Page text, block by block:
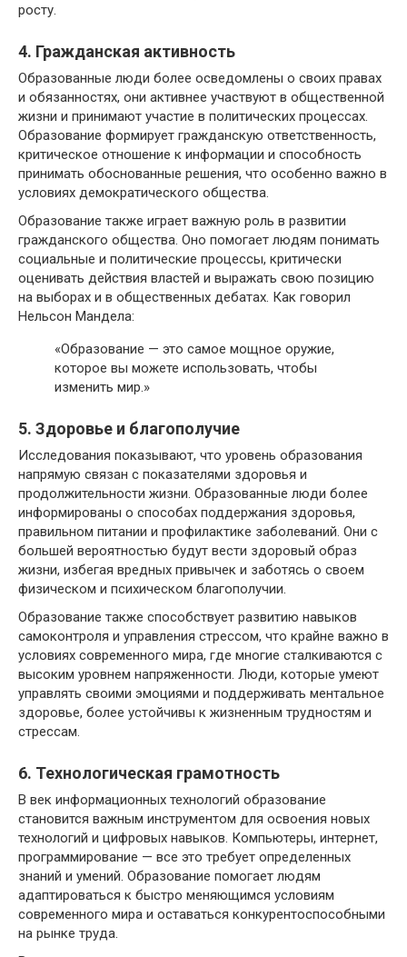
росту.
4. Гражданская активность
Образованные люди более осведомлены о своих правах
и обязанностях, они активнее участвуют в общественной
жизни и принимают участие в политических процессах.
Образование формирует гражданскую ответственность,
критическое отношение к информации и способность
принимать обоснованные решения, что особенно важно в
условиях демократического общества.
Образование также играет важную роль в развитии
гражданского общества. Оно помогает людям понимать
социальные и политические процессы, критически
оценивать действия властей и выражать свою позицию
на выборах и в общественных дебатах. Как говорил
Нельсон Мандела:
«Образование — это самое мощное оружие,
которое вы можете использовать, чтобы
изменить мир.»
5. Здоровье и благополучие
Исследования показывают, что уровень образования
напрямую связан с показателями здоровья и
продолжительности жизни. Образованные люди более
информированы о способах поддержания здоровья,
правильном питании и профилактике заболеваний. Они с
большей вероятностью будут вести здоровый образ
жизни, избегая вредных привычек и заботясь о своем
физическом и психическом благополучии.
Образование также способствует развитию навыков
самоконтроля и управления стрессом, что крайне важно в
условиях современного мира, где многие сталкиваются с
высоким уровнем напряженности. Люди, которые умеют
управлять своими эмоциями и поддерживать ментальное
здоровье, более устойчивы к жизненным трудностям и
стрессам.
6. Технологическая грамотность
В век информационных технологий образование
становится важным инструментом для освоения новых
технологий и цифровых навыков. Компьютеры, интернет,
программирование — все это требует определенных
знаний и умений. Образование помогает людям
адаптироваться к быстро меняющимся условиям
современного мира и оставаться конкурентоспособными
на рынке труда.